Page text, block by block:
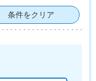
条件をクリア